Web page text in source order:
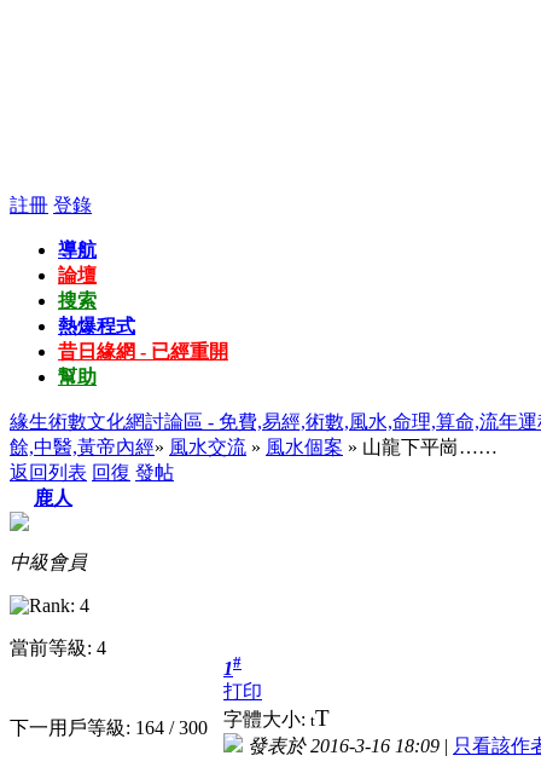
註冊 登錄
導航
論壇
搜索
熱爆程式
昔日緣網 - 已經重開
幫助
緣生術數文化網討論區 - 免費,易經,術數,風水,命理,算命,流年
餘,中醫,黃帝內經» 風水交流 » 風水個案 » 山龍下平崗……
返回列表 回復 發帖
鹿人
中級會員
當前等級: 4
下一用戶等級: 164 / 300
1#
打印
字體大小: tT
發表於 2016-3-16 18:09 | 只看該作